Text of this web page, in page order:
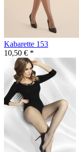
Kabarette 153
10,50 € *